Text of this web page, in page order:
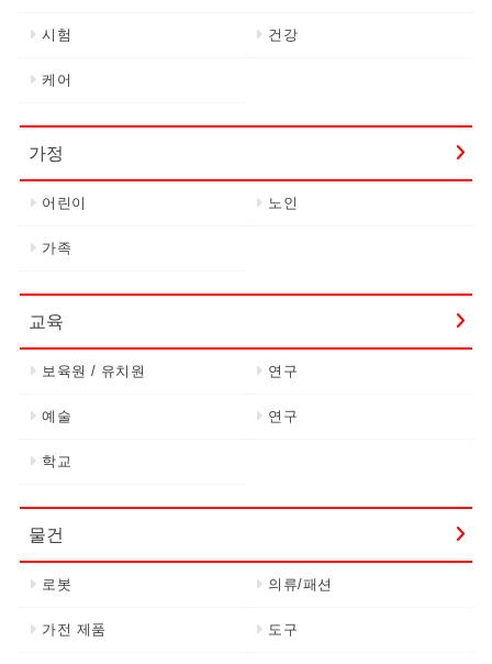
시험 건강
케어
가정
어린이 노인
가족
교육
보육원 / 유치원 연구
예술 연구
학교
물건
로봇 의류/패션
가전 제품 도구